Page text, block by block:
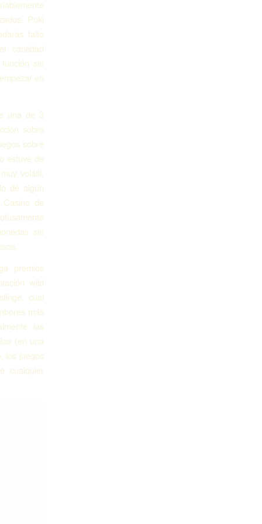
Poki
falto
cantidad
sin
en
una de 3
sobre
sobre
estuve de
volátil,
dé algún
de
sin
premios
wild
cual
más
las
(en una
los juegos
cualquier